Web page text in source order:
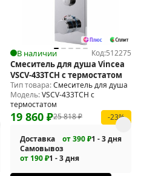
В наличии Код:512275
Смеситель для душа Vincea
VSCV-433TCH с термостатом
Тип товара:Смеситель для душа
Модель:VSCV-433TCH с
термостатом
25 818₽
19 860 ₽ -23%
Доставка от 390 ₽1 - 3 дня
Самовывоз
от 190 ₽1 - 3 дня